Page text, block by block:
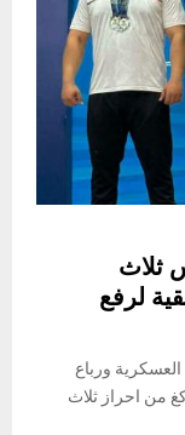
ثلاث
لرفع
ورباع
الوطني لرفع الأثقال وزن اكثر من 110كغ من احراز ثلاث